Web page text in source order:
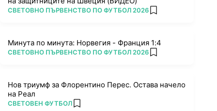
ПОВЕЧЕ ОТ
СВЕТОВНО ПЪРВЕНСТВО ПО ФУТБОЛ 2026 add favorites
Минута по минута: Норвегия - Франция 1:4
ПОВЕЧЕ ОТ
СВЕТОВНО ПЪРВЕНСТВО ПО ФУТБОЛ 2026 add favorites
Нов триумф за Флорентино Перес. Остава начело
на Реал
ПОВЕЧЕ ОТ
СВЕТОВЕН ФУТБОЛ add favorites